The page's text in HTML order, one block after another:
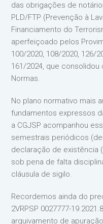
das obrigações de
PLD/FTP (Prevenção à
Financiamento do
aperfeiçoado pelos
100/2020, 108/2020, 126/
161/2024, que
Normas.
No plano normativo mais
fundamentos expressos
a CGJSP acompanhou
semestrais periódicos
declaração de existência
sob pena de falta
cláusula de sigilo.
Recordemos ainda do
2VRPSP 0027777-
arquivamento de